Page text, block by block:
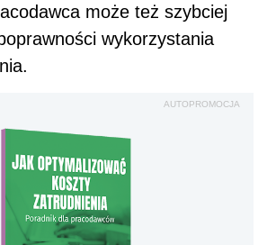
może też szybciej
wykorzystania
AUTOPROMOCJA